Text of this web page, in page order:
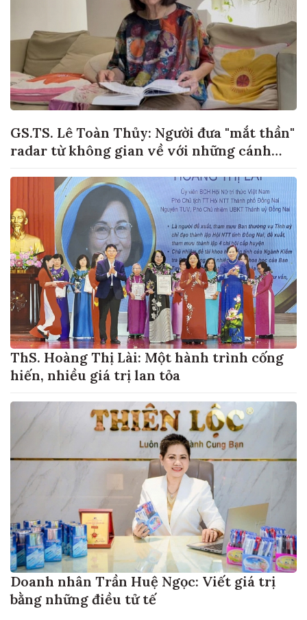
GS.TS. Lê Toàn Thủy: Người đưa "mắt thần"
radar từ không gian về với những cánh
ThS. Hoàng Thị Lài: Một hành trình cống
hiến, nhiều giá trị lan tỏa
Doanh nhân Trần Huệ Ngọc: Viết giá trị
bằng những điều tử tế